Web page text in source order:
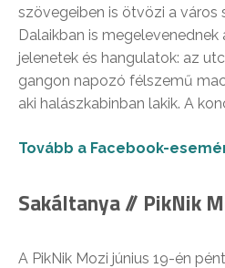
szövegeiben is ötvözi a város
Dalaikban is
jelenetek és hangulatok: az
gangon napozó félszemű
aki halászkabinban lakik. A
Tovább a Facebook-
Sakáltanya // PikNik
A PikNik Mozi június 19-én